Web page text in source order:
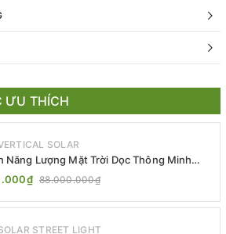
ƯU THÍCH
SOLAR
Năng Lượng Mặt Trời Dọc Thông Minh
360 | ZALAA Jsc
88.000.000₫
STREET LIGHT